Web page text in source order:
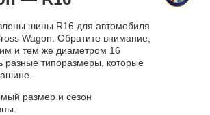
шины R16 для автомобиля
Wagon. Обратите внимание,
и тем же диаметром 16
разные типоразмеры, которые
размер и сезон